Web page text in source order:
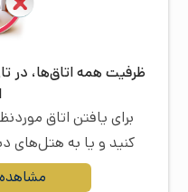
ظرفیت همه اتاق‌ها، در
برای یافتن اتاق
کنید و یا به هتل‌های